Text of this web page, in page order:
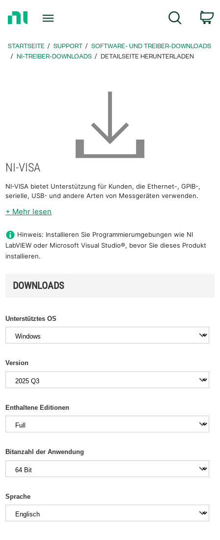
zur
Suche
STARTSEITE SUPPORT
SOFTWARE- UND TREIBER-DOWNLOADS
NI-TREIBER-DOWNLOADS
DETAILSEITE HERUNTERLADEN
NI-VISA
NI-VISA bietet Unterstützung für Kunden, die Ethernet-, GPIB-,
serielle, USB- und andere Arten von Messgeräten verwenden.
+ Mehr lesen
Hinweis: Installieren Sie Programmierumgebungen wie NI
LabVIEW oder Microsoft Visual Studio®, bevor Sie dieses Produkt
installieren.
DOWNLOADS
Unterstütztes OS
Version
Enthaltene Editionen
Bitanzahl der Anwendung
Sprache